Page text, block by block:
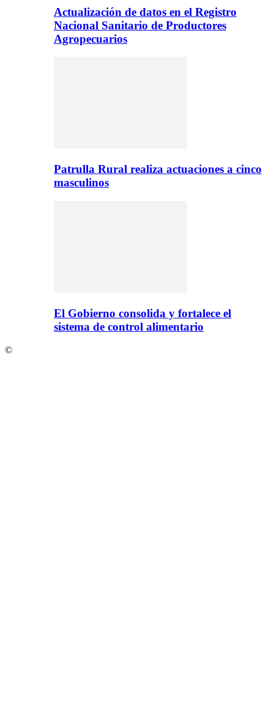
Actualización de datos en el Registro
Nacional Sanitario de Productores
Agropecuarios
Patrulla Rural realiza actuaciones a cinco
masculinos
El Gobierno consolida y fortalece el
sistema de control alimentario
©